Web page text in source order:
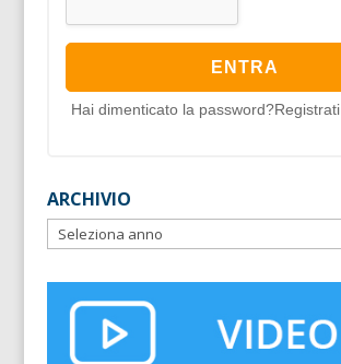
Hai dimenticato la password?Registrati
ARCHIVIO